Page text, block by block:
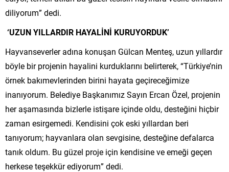
diliyorum” dedi.
‘UZUN YILLARDIR HAYALİNİ KURUYORDUK’
Hayvanseverler adına konuşan Gülcan Menteş, uzun yıllardır
böyle bir projenin hayalini kurduklarını belirterek, “Türkiye’nin
örnek bakımevlerinden birini hayata geçireceğimize
inanıyorum. Belediye Başkanımız Sayın Ercan Özel, projenin
her aşamasında bizlerle istişare içinde oldu, desteğini hiçbir
zaman esirgemedi. Kendisini çok eski yıllardan beri
tanıyorum; hayvanlara olan sevgisine, desteğine defalarca
tanık oldum. Bu güzel proje için kendisine ve emeği geçen
herkese teşekkür ediyorum” dedi.